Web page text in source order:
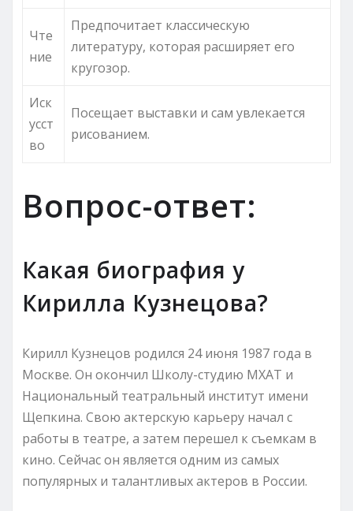
Чте
ние
Предпочитает классическую
литературу, которая расширяет его
кругозор.
Иск
усст
во
Посещает выставки и сам увлекается
рисованием.
Вопрос-ответ:
Какая биография у
Кирилла Кузнецова?
Кирилл Кузнецов родился 24 июня 1987 года в
Москве. Он окончил Школу-студию МХАТ и
Национальный театральный институт имени
Щепкина. Свою актерскую карьеру начал с
работы в театре, а затем перешел к съемкам в
кино. Сейчас он является одним из самых
популярных и талантливых актеров в России.